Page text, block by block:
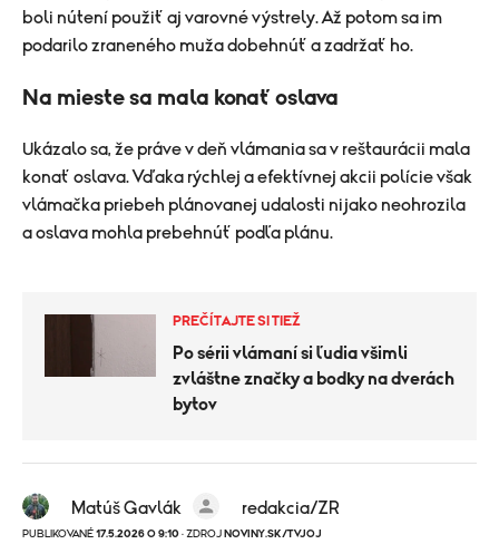
boli nútení použiť aj varovné výstrely. Až potom sa im
podarilo zraneného muža dobehnúť a zadržať ho.
Na mieste sa mala konať oslava
Ukázalo sa, že práve v deň vlámania sa v reštaurácii mala
konať oslava. Vďaka rýchlej a efektívnej akcii polície však
vlámačka priebeh plánovanej udalosti nijako neohrozila
a oslava mohla prebehnúť podľa plánu.
PREČÍTAJTE SI TIEŽ
Po sérii vlámaní si ľudia všimli
zvláštne značky a bodky na dverách
bytov
Matúš Gavlák redakcia/ZR
PUBLIKOVANÉ 17.5.2026 O 9:10 · ZDROJ NOVINY.SK/TVJOJ